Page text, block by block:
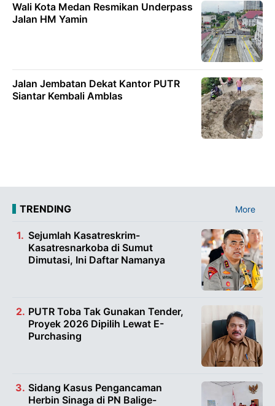
Wali Kota Medan Resmikan Underpass
Jalan HM Yamin
Jalan Jembatan Dekat Kantor PUTR
Siantar Kembali Amblas
TRENDING More
Sejumlah Kasatreskrim-
Kasatresnarkoba di Sumut
Dimutasi, Ini Daftar Namanya
PUTR Toba Tak Gunakan Tender,
Proyek 2026 Dipilih Lewat E-
Purchasing
Sidang Kasus Pengancaman
Herbin Sinaga di PN Balige-